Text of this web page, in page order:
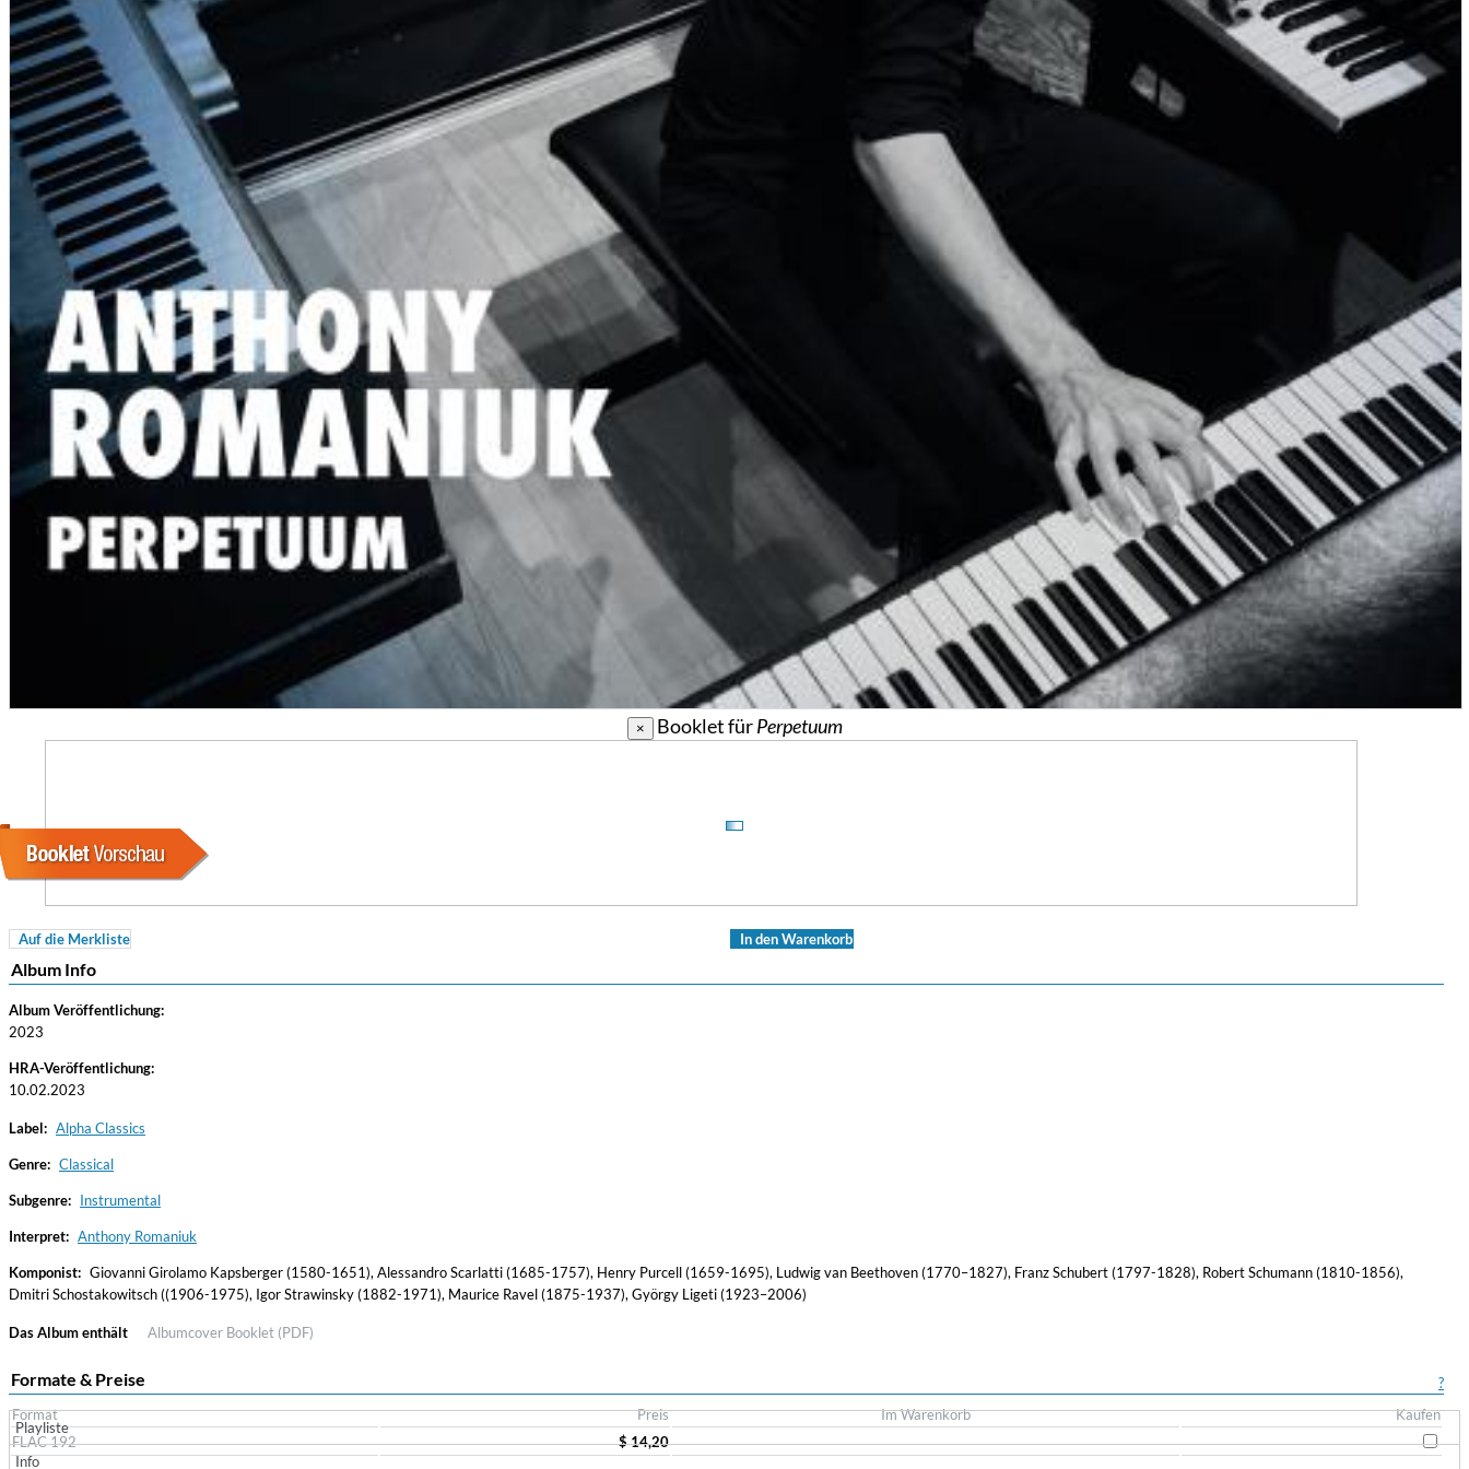
Big Band Bossa Nova (Remastered)
Stan Getz
Genre:Jazz
Convergence (Reference Edition)
Malia, Boris Blank
× Booklet fürPerpetuum
Auf die Merkliste In den Warenkorb
Album Info
Album Veröffentlichung:
2023
HRA-Veröffentlichung:
10.02.2023
Label: Alpha Classics
Genre: Classical
Subgenre: Instrumental
Interpret: Anthony Romaniuk
Komponist: Giovanni Girolamo Kapsberger (1580-1651), Alessandro Scarlatti (1685-1757), Henry Purcell (1659-1695), Ludwig van Beethoven (1770–1827), Franz Schubert (1797-1828), Robert Schumann (1810-1856),
Dmitri Schostakowitsch ((1906-1975), Igor Strawinsky (1882-1971), Maurice Ravel (1875-1937), György Ligeti (1923–2006)
Das Album enthält Albumcover Booklet (PDF)
?
Formate & Preise
Format Preis Im Warenkorb
Kaufen
FLAC 192
$ 14,20
Playliste
Info